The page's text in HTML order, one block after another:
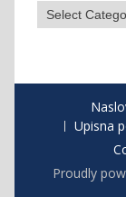
Izaberite
kategoriju
Upisna
Proudly